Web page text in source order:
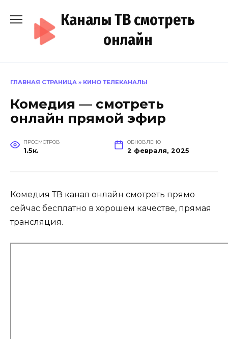
содержанию
Каналы ТВ смотреть
онлайн
ГЛАВНАЯ СТРАНИЦА » КИНО ТЕЛЕКАНАЛЫ
Комедия — смотреть
онлайн прямой эфир
ПРОСМОТРОВ
1.5к.
ОБНОВЛЕНО
2 февраля, 2025
Комедия ТВ канал онлайн смотреть прямо
сейчас бесплатно в хорошем качестве, прямая
трансляция.